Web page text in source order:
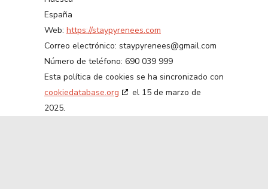
España
Web: https://staypyrenees.com
Correo electrónico: staypyrenees@gmail.com
Número de teléfono: 690 039 999
Esta política de cookies se ha sincronizado con
cookiedatabase.org
el 15 de marzo de
2025.